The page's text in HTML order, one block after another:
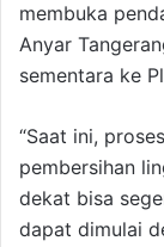
membuka
Anyar
sementara ke
“Saat ini,
pembersihan
dekat bisa
dapat dimulai